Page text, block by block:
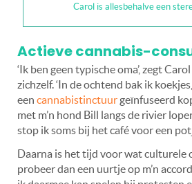
Carol is allesbehalve een
Actieve cannabis-
‘Ik ben geen typische oma’, zegt
zichzelf. ‘In de ochtend bak ik
een cannabistinctuur geïnfuseerd
met m’n hond Bill langs de rivier
stop ik soms bij het café voor een
Daarna is het tijd voor wat culturele
probeer dan een uurtje op m’n